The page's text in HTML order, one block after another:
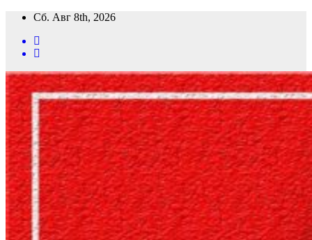
Перейти
содержимому
Сб. Авг 8th, 2026